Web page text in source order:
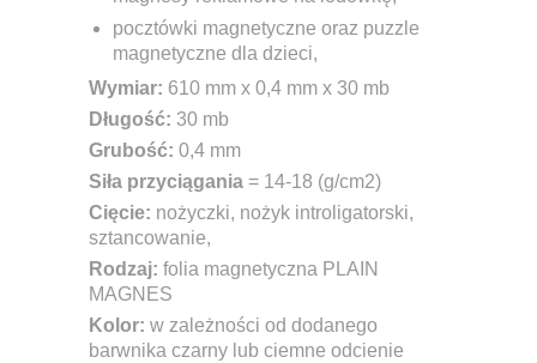
pocztówki magnetyczne oraz puzzle
magnetyczne dla dzieci,
Wymiar: 610 mm x 0,4 mm x 30 mb
Długość: 30 mb
Grubość: 0,4 mm
Siła przyciągania = 14-18 (g/cm2)
Cięcie: nożyczki, nożyk introligatorski,
sztancowanie,
Rodzaj: folia magnetyczna PLAIN
MAGNES
Kolor: w zależności od dodanego
barwnika czarny lub ciemne odcienie